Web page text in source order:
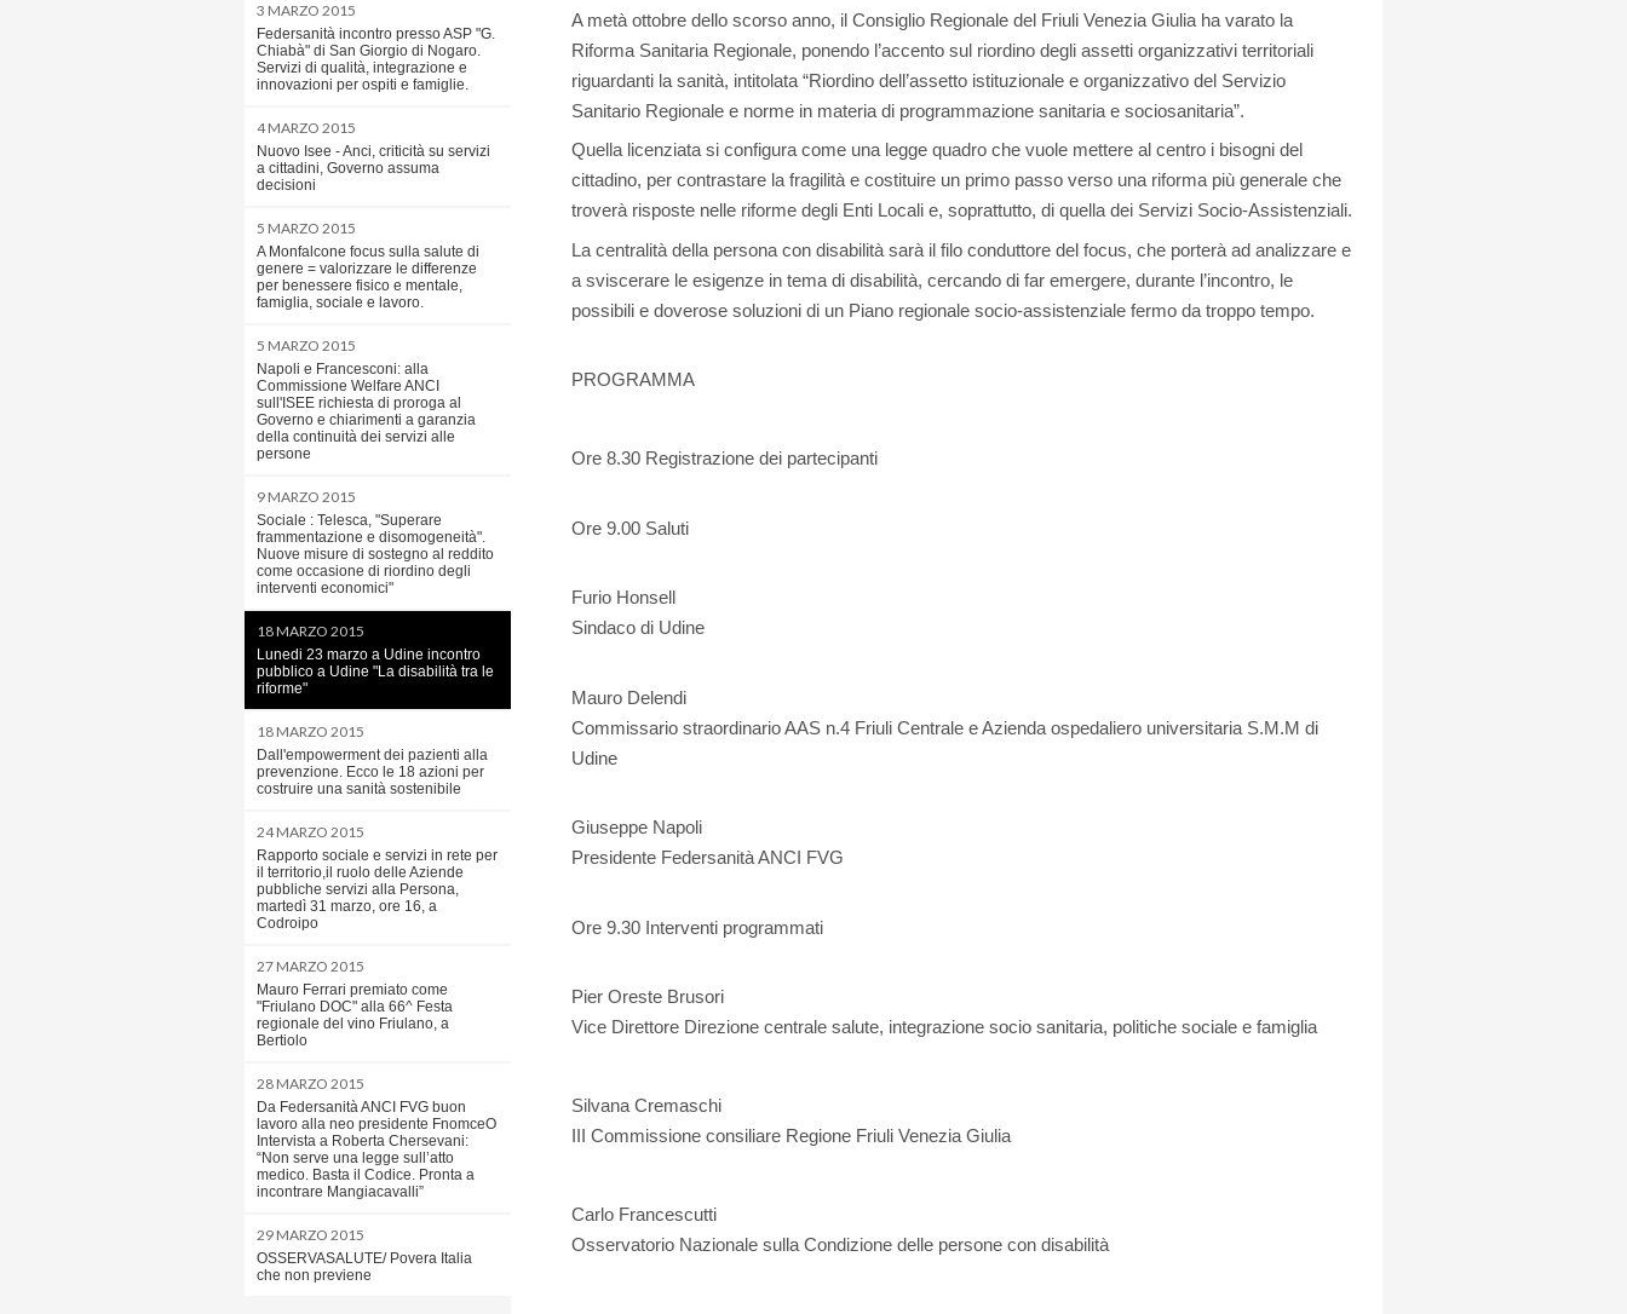
3 MARZO 2015
Federsanità incontro presso ASP "G.
Chiabà" di San Giorgio di Nogaro.
Servizi di qualità, integrazione e
innovazioni per ospiti e famiglie.
4 MARZO 2015
Nuovo Isee - Anci, criticità su servizi
a cittadini, Governo assuma
decisioni
5 MARZO 2015
A Monfalcone focus sulla salute di
genere = valorizzare le differenze
per benessere fisico e mentale,
famiglia, sociale e lavoro.
5 MARZO 2015
Napoli e Francesconi: alla
Commissione Welfare ANCI
sull'ISEE richiesta di proroga al
Governo e chiarimenti a garanzia
della continuità dei servizi alle
persone
9 MARZO 2015
Sociale : Telesca, "Superare
frammentazione e disomogeneità".
Nuove misure di sostegno al reddito
come occasione di riordino degli
interventi economici"
18 MARZO 2015
Lunedi 23 marzo a Udine incontro
pubblico a Udine "La disabilità tra le
riforme"
18 MARZO 2015
Dall'empowerment dei pazienti alla
prevenzione. Ecco le 18 azioni per
costruire una sanità sostenibile
24 MARZO 2015
Rapporto sociale e servizi in rete per
il territorio,il ruolo delle Aziende
pubbliche servizi alla Persona,
martedì 31 marzo, ore 16, a
Codroipo
27 MARZO 2015
Mauro Ferrari premiato come
"Friulano DOC" alla 66^ Festa
regionale del vino Friulano, a
Bertiolo
28 MARZO 2015
Da Federsanità ANCI FVG buon
lavoro alla neo presidente FnomceO
Intervista a Roberta Chersevani:
“Non serve una legge sull’atto
medico. Basta il Codice. Pronta a
incontrare Mangiacavalli”
29 MARZO 2015
OSSERVASALUTE/ Povera Italia
che non previene
A metà ottobre dello scorso anno, il Consiglio Regionale del Friuli Venezia Giulia ha varato la
Riforma Sanitaria Regionale, ponendo l’accento sul riordino degli assetti organizzativi territoriali
riguardanti la sanità, intitolata “Riordino dell’assetto istituzionale e organizzativo del Servizio
Sanitario Regionale e norme in materia di programmazione sanitaria e sociosanitaria”.
Quella licenziata si configura come una legge quadro che vuole mettere al centro i bisogni del
cittadino, per contrastare la fragilità e costituire un primo passo verso una riforma più generale che
troverà risposte nelle riforme degli Enti Locali e, soprattutto, di quella dei Servizi Socio-Assistenziali.
La centralità della persona con disabilità sarà il filo conduttore del focus, che porterà ad analizzare e
a sviscerare le esigenze in tema di disabilità, cercando di far emergere, durante l’incontro, le
possibili e doverose soluzioni di un Piano regionale socio-assistenziale fermo da troppo tempo.
PROGRAMMA
Ore 8.30 Registrazione dei partecipanti
Ore 9.00 Saluti
Furio Honsell
Sindaco di Udine
Mauro Delendi
Commissario straordinario AAS n.4 Friuli Centrale e Azienda ospedaliero universitaria S.M.M di
Udine
Giuseppe Napoli
Presidente Federsanità ANCI FVG
Ore 9.30 Interventi programmati
Pier Oreste Brusori
Vice Direttore Direzione centrale salute, integrazione socio sanitaria, politiche sociale e famiglia
Silvana Cremaschi
III Commissione consiliare Regione Friuli Venezia Giulia
Carlo Francescutti
Osservatorio Nazionale sulla Condizione delle persone con disabilità